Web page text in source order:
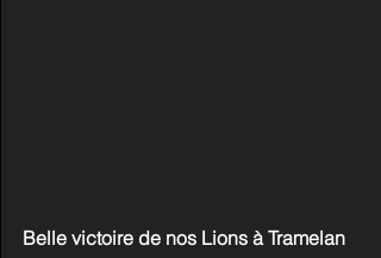
Belle victoire de nos Lions à Tramelan